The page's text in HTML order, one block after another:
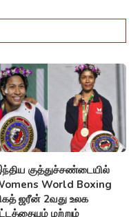
குத்துச்சண்டையில்
World Boxing
ஜரீன் 2வது உலக
மற்றும்